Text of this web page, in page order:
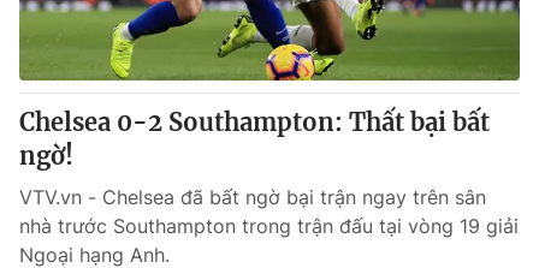
Chelsea 0-2 Southampton: Thất bại bất
ngờ!
VTV.vn - Chelsea đã bất ngờ bại trận ngay trên sân
nhà trước Southampton trong trận đấu tại vòng 19 giải
Ngoại hạng Anh.